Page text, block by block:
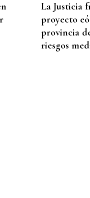
La Justicia
proyecto
provincia
riesgos